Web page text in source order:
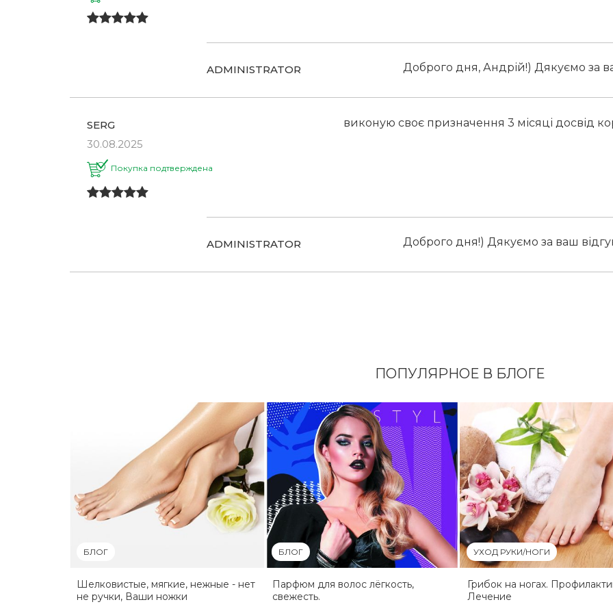
ADMINISTRATOR Доброго дня, Андрій!) Дякуємо за
SERG
30.08.2025
Покупка подтверждена
виконую своє призначення 3 місяці досвід
ADMINISTRATOR Доброго дня!) Дякуємо за ваш
ПОПУЛЯРНОЕ В БЛОГЕ
БЛОГ
Шелковистые, мягкие, нежные - нет
не ручки, Ваши ножки
БЛОГ
Парфюм для волос лёгкость,
свежесть.
УХОД РУКИ/НОГИ
Грибок на ногах.
Лечение